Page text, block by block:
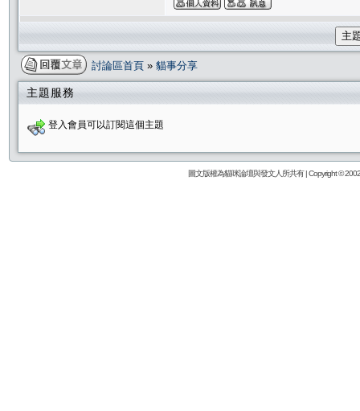
主
討論區首頁 » 貓事分享
主題服務
登入會員可以訂閱這個主題
圖文版權為貓咪論壇與發文人所共有 | Copyright ©